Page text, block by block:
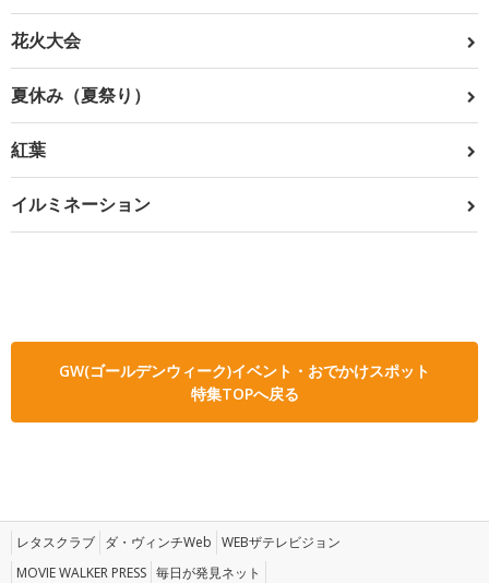
花火大会
夏休み（夏祭り）
紅葉
イルミネーション
GW(ゴールデンウィーク)イベント・おでかけスポット
特集TOPへ戻る
レタスクラブ ダ・ヴィンチWeb WEBザテレビジョン
MOVIE WALKER PRESS 毎日が発見ネット